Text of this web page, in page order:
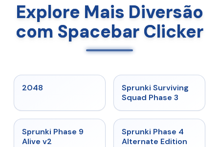
Explore Mais Diversão
com Spacebar Clicker
2048 ★ 4.7
Sprunki Surviving
Squad Phase 3
★
Sprunki Phase 9
Alive v2
★
Sprunki Phase 4
Alternate Edition